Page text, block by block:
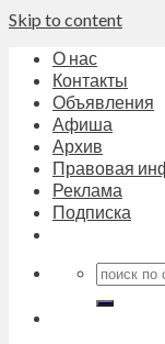
Skip to content
О нас
Контакты
Объявления
Афиша
Архив
Правовая
Реклама
Подписка